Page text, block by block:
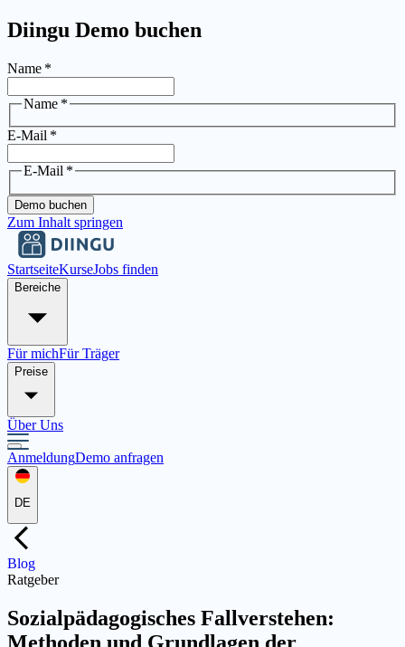
Diingu Demo buchen
Name *
Name *
E-Mail *
E-Mail *
Demo buchen
Zum Inhalt springen
StartseiteKurseJobs finden
Bereiche
Für michFür Träger
Preise
Über Uns
AnmeldungDemo anfragen
DE
Blog
Ratgeber
Sozialpädagogisches Fallverstehen: